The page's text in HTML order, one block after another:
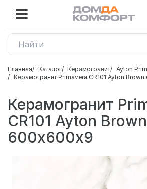
Главная Каталог Керамогранит
Ayton
Керамогранит Primavera CR101 Ayton
Керамогранит
CR101 Ayton
600х600х9